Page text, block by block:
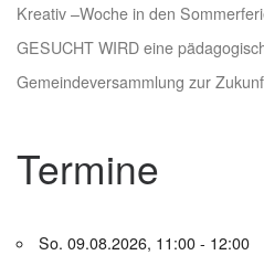
Kreativ –Woche in den
GESUCHT WIRD eine
Gemeindeversammlung zur
Termine
So. 09.08.2026, 11:00 - 12:00